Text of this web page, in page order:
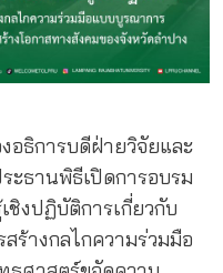
การบดีฝ่ายวิจัยและ
ธานพิธีเปิดการอบรม
งปฏิบัติการเกี่ยวกับ
สร้างกลไกความร่วมมือ